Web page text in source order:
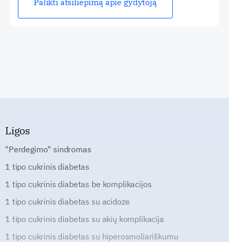
Palikti atsiliepimą apie gydytoją
Ligos
"Perdegimo" sindromas
1 tipo cukrinis diabetas
1 tipo cukrinis diabetas be komplikacijos
1 tipo cukrinis diabetas su acidoze
1 tipo cukrinis diabetas su akių komplikacija
1 tipo cukrinis diabetas su hiperosmoliariškumu